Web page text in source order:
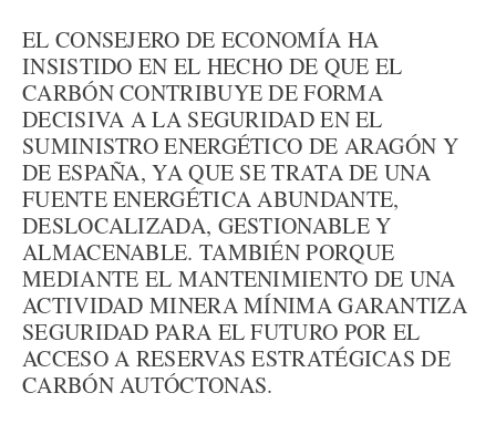
EL CONSEJERO DE ECONOMÍA HA
INSISTIDO EN EL HECHO DE QUE EL
CARBÓN CONTRIBUYE DE FORMA
DECISIVA A LA SEGURIDAD EN EL
SUMINISTRO ENERGÉTICO DE ARAGÓN Y
DE ESPAÑA, YA QUE SE TRATA DE UNA
FUENTE ENERGÉTICA ABUNDANTE,
DESLOCALIZADA, GESTIONABLE Y
ALMACENABLE. TAMBIÉN PORQUE
MEDIANTE EL MANTENIMIENTO DE UNA
ACTIVIDAD MINERA MÍNIMA GARANTIZA
SEGURIDAD PARA EL FUTURO POR EL
ACCESO A RESERVAS ESTRATÉGICAS DE
CARBÓN AUTÓCTONAS.